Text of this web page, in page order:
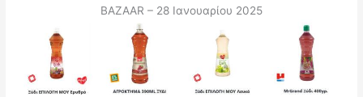
BAZAAR – 28 Ιανουαρίου 2025